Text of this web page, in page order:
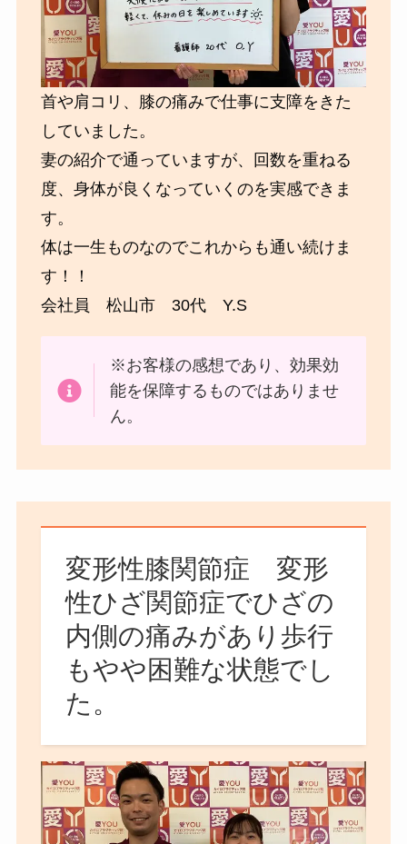
首や肩コリ、膝の痛みで仕事に支障をきた
していました。
妻の紹介で通っていますが、回数を重ねる
度、身体が良くなっていくのを実感できま
す。
体は一生ものなのでこれからも通い続けま
す！！
会社員 松山市 30代 Y.S
※お客様の感想であり、効果効
能を保障するものではありませ
ん。
変形性膝関節症 変形
性ひざ関節症でひざの
内側の痛みがあり歩行
もやや困難な状態でし
た。